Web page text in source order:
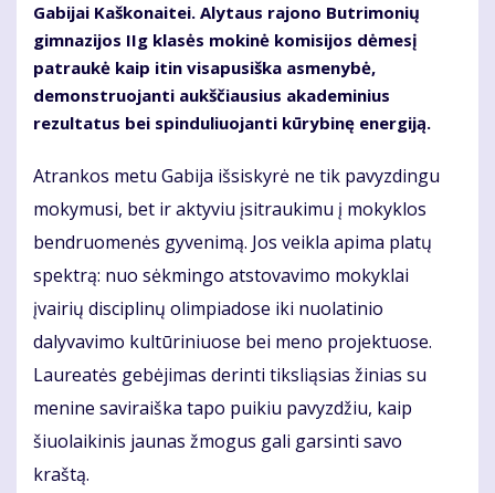
Gabijai Kaškonaitei. Alytaus rajono Butrimonių
gimnazijos IIg klasės mokinė komisijos dėmesį
patraukė kaip itin visapusiška asmenybė,
demonstruojanti aukščiausius akademinius
rezultatus bei spinduliuojanti kūrybinę energiją.
Atrankos metu Gabija išsiskyrė ne tik pavyzdingu
mokymusi, bet ir aktyviu įsitraukimu į mokyklos
bendruomenės gyvenimą. Jos veikla apima platų
spektrą: nuo sėkmingo atstovavimo mokyklai
įvairių disciplinų olimpiadose iki nuolatinio
dalyvavimo kultūriniuose bei meno projektuose.
Laureatės gebėjimas derinti tiksliąsias žinias su
menine saviraiška tapo puikiu pavyzdžiu, kaip
šiuolaikinis jaunas žmogus gali garsinti savo
kraštą.